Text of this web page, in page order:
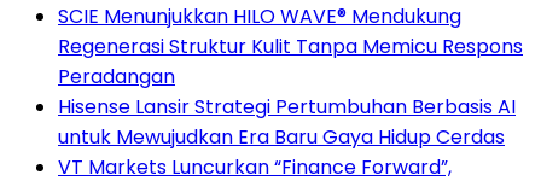
SCIE Menunjukkan HILO WAVE® Mendukung
Regenerasi Struktur Kulit Tanpa Memicu Respons
Peradangan
Hisense Lansir Strategi Pertumbuhan Berbasis AI
untuk Mewujudkan Era Baru Gaya Hidup Cerdas
VT Markets Luncurkan “Finance Forward”,